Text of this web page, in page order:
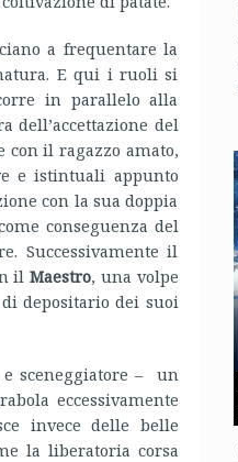
a frequentare la
E qui i ruoli si
in parallelo alla
dell’accettazione del
con il ragazzo amato,
e istintuali appunto
con la sua doppia
conseguenza del
Successivamente il
il Maestro, una volpe
depositario dei suoi
sceneggiatore – un
eccessivamente
invece delle belle
la liberatoria corsa